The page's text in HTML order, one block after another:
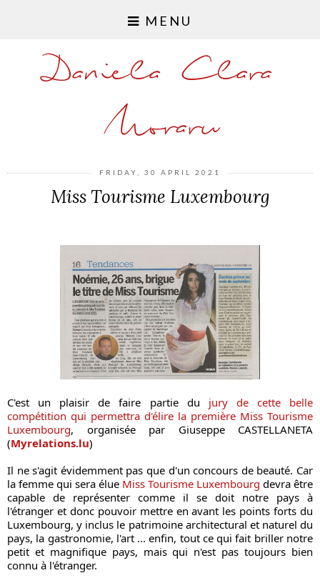
MENU
Daniela Clara
Moraru
FRIDAY, 30 APRIL 2021
Miss Tourisme Luxembourg
C'est un plaisir de faire partie du jury de cette belle
compétition qui permettra d'élire la première Miss Tourisme
Luxembourg, organisée par Giuseppe CASTELLANETA
(Myrelations.lu)
Il ne s'agit évidemment pas que d'un concours de beauté. Car
la femme qui sera élue Miss Tourisme Luxembourg devra être
capable de représenter comme il se doit notre pays à
l'étranger et donc pouvoir mettre en avant les points forts du
Luxembourg, y inclus le patrimoine architectural et naturel du
pays, la gastronomie, l'art ... enfin, tout ce qui fait briller notre
petit et magnifique pays, mais qui n'est pas toujours bien
connu à l'étranger.